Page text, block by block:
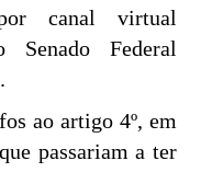
canal virtual
Federal
ao artigo 4º, em
passariam a ter